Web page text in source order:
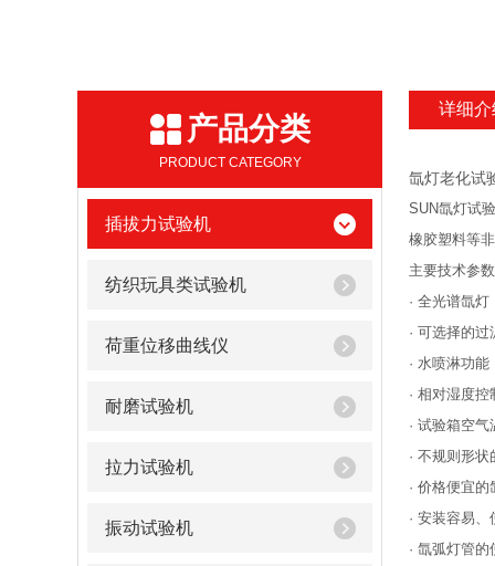
产品分类
PRODUCT CATEGORY
插拔力试验机
纺织玩具类试验机
荷重位移曲线仪
耐磨试验机
拉力试验机
振动试验机
详细介
氙灯老化试
SUN氙灯试
橡胶塑料等
主要技术参
· 全光谱氙灯
· 可选择的
· 水喷淋功能
· 相对湿度控
· 试验箱空
· 不规则形
· 价格便宜的
· 安装容易
· 氙弧灯管